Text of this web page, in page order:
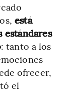
está
estándares
: tanto a los
ofrecer,
el